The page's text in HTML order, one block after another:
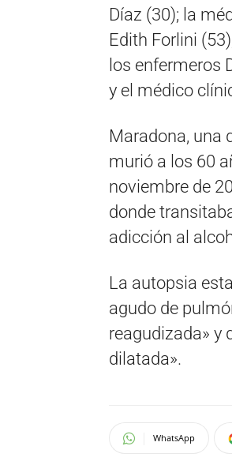
Díaz (30); la
Edith Forlini
los enfermeros
y el médico
Maradona, una
murió a los 60
noviembre de
donde
adicción al
La autopsia
agudo de
reagudizada» y
dilatada».
WhatsApp